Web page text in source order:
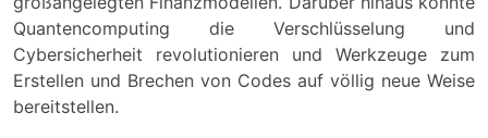
Quantencomputing die Verschlüsselung und
Cybersicherheit revolutionieren und Werkzeuge zum
Erstellen und Brechen von Codes auf völlig neue Weise
bereitstellen.